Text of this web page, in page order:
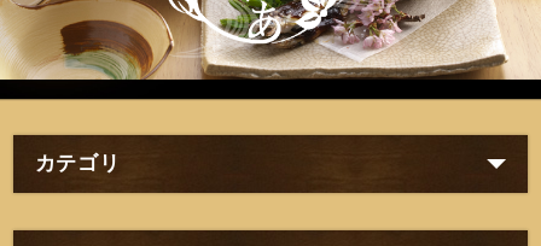
カテゴリ